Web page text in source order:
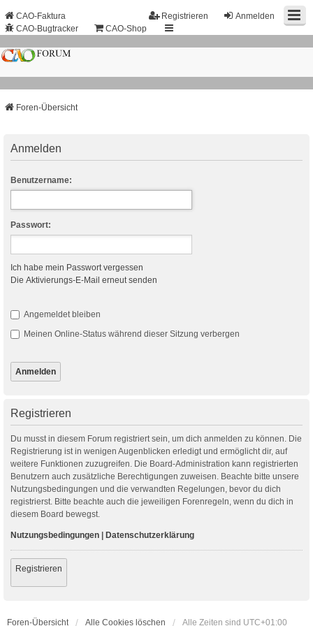
Anmelden
Registrieren
CAO-Faktura
CAO-Bugtracker
CAO-Shop
Foren-Übersicht
Anmelden
Benutzername:
Passwort:
Ich habe mein Passwort vergessen
Die Aktivierungs-E-Mail erneut senden
Angemeldet bleiben
Meinen Online-Status während dieser Sitzung verbergen
Registrieren
Du musst in diesem Forum registriert sein, um dich anmelden zu können. Die
Registrierung ist in wenigen Augenblicken erledigt und ermöglicht dir, auf
weitere Funktionen zuzugreifen. Die Board-Administration kann registrierten
Benutzern auch zusätzliche Berechtigungen zuweisen. Beachte bitte unsere
Nutzungsbedingungen und die verwandten Regelungen, bevor du dich
registrierst. Bitte beachte auch die jeweiligen Forenregeln, wenn du dich in
diesem Board bewegst.
Nutzungsbedingungen | Datenschutzerklärung
Registrieren
Foren-Übersicht Alle Cookies löschen Alle Zeiten sind UTC+01:00